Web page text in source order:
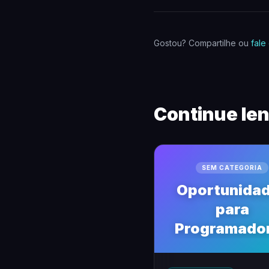
Gostou? Compartilhe ou fale
Continue
SEM CATEGORIA
para